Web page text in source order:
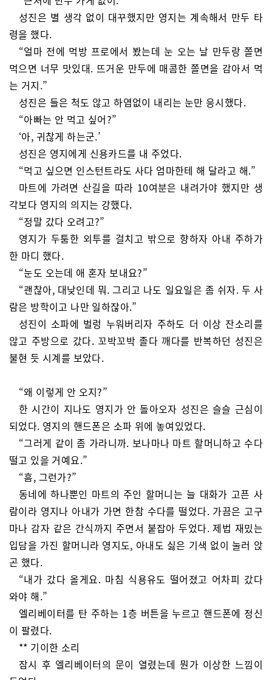
성진은 별 생각 없이 대꾸했지만 영지는 계속해서 만두 타
령을 했다.
“얼마 전에 먹방 프로에서 봤는데 눈 오는 날 만두랑 쫄면
먹으면 너무 맛있대. 뜨거운 만두에 매콤한 쫄면을 감아서 먹
는 거지.”
성진은 들은 척도 않고 하염없이 내리는 눈만 응시했다.
“아빠는 안 먹고 싶어?”
‘아, 귀찮게 하는군.’
성진은 영지에게 신용카드를 내 주었다.
“먹고 싶으면 인스턴트라도 사다 엄마한테 해 달라고 해.”
마트에 가려면 산길을 따라 10여분은 내려가야 했지만 생
각보다 영지의 의지는 강했다.
“정말 갔다 오려고?”
영지가 두툼한 외투를 걸치고 밖으로 향하자 아내 주하가
한 마디 했다.
“눈도 오는데 애 혼자 보내요?”
“괜찮아, 대낮인데 뭐. 그리고 나도 일요일은 좀 쉬자. 두 사
람은 방학이고 나만 일하잖아.”
성진이 소파에 벌렁 누워버리자 주하도 더 이상 잔소리를
않고 주방으로 갔다. 꼬박꼬박 졸다 깨다를 반복하던 성진은
불현 듯 시계를 보았다.
“왜 이렇게 안 오지?”
한 시간이 지나도 영지가 안 돌아오자 성진은 슬슬 근심이
되었다. 영지의 핸드폰은 소파 위에 놓여있었다.
“그러게 같이 좀 가라니까. 보나마나 마트 할머니하고 수다
떨고 있을 거예요.”
“흠, 그런가?”
동네에 하나뿐인 마트의 주인 할머니는 늘 대화가 고픈 사
람이라 영지나 아내가 가면 한참 수다를 떨었다. 가끔은 고구
마나 감자 같은 간식까지 주면서 붙잡아 두었다. 제법 재밌는
입담을 가진 할머니라 영지도, 아내도 싫은 기색 없이 눌러 앉
곤 했다.
“내가 갔다 올게요. 마침 식용유도 떨어졌고 어차피 갔다
와야 해.”
엘리베이터를 탄 주하는 1층 버튼을 누르고 핸드폰에 정신
이 팔렸다.
** 기이한 소리
잠시 후 엘리베이터의 문이 열렸는데 뭔가 이상한 느낌이